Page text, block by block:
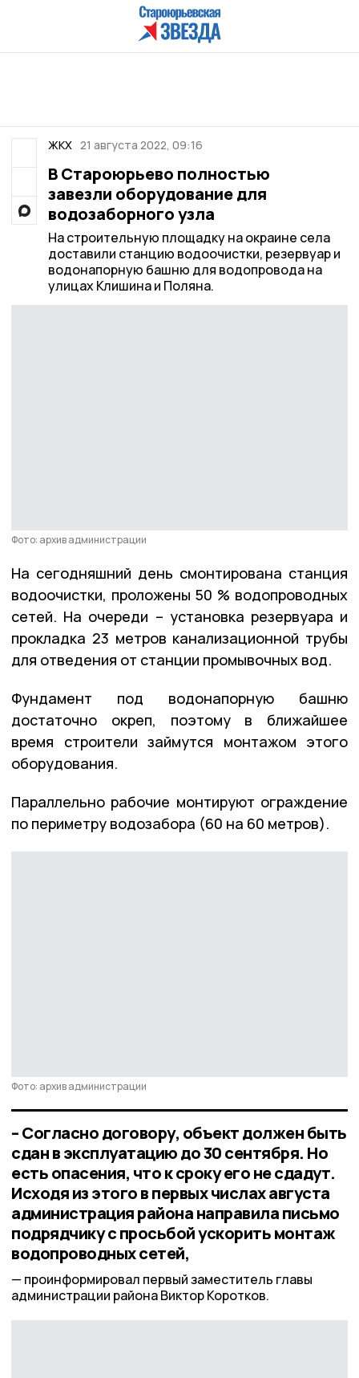
ЖКХ 21 августа 2022, 09:16
В Староюрьево полностью
завезли оборудование для
водозаборного узла
На строительную площадку на окраине села
доставили станцию водоочистки, резервуар и
водонапорную башню для водопровода на
улицах Клишина и Поляна.
Фото: архив администрации
На сегодняшний день смонтирована станция
водоочистки, проложены 50 % водопроводных
сетей. На очереди – установка резервуара и
прокладка 23 метров канализационной трубы
для отведения от станции промывочных вод.
Фундамент под водонапорную башню
достаточно окреп, поэтому в ближайшее
время строители займутся монтажом этого
оборудования.
Параллельно рабочие монтируют ограждение
по периметру водозабора (60 на 60 метров).
Фото: архив администрации
– Согласно договору, объект должен быть
сдан в эксплуатацию до 30 сентября. Но
есть опасения, что к сроку его не сдадут.
Исходя из этого в первых числах августа
администрация района направила письмо
подрядчику с просьбой ускорить монтаж
водопроводных сетей,
проинформировал первый заместитель главы
администрации района Виктор Коротков.